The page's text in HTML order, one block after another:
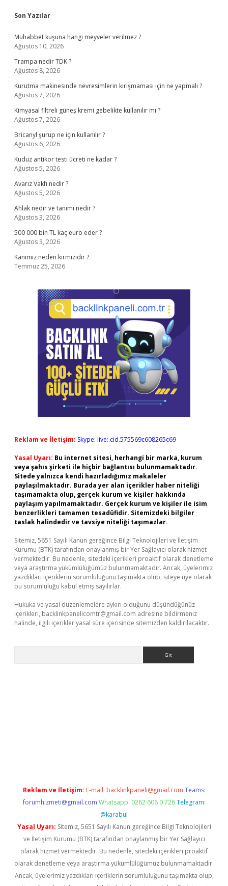
Sidebar
Son Yazılar
Muhabbet kuşuna hangi meyveler verilmez ?
Ağustos 10, 2026
Trampa nedir TDK ?
Ağustos 8, 2026
Kurutma makinesinde nevresimlerin kırışmaması için ne yapmalı ?
Ağustos 7, 2026
Kimyasal filtreli güneş kremi gebelikte kullanılır mı ?
Ağustos 7, 2026
Bricanyl şurup ne için kullanılır ?
Ağustos 6, 2026
Kuduz antikor testi ücreti ne kadar ?
Ağustos 5, 2026
Avarız Vakfı nedir ?
Ağustos 5, 2026
Ahlak nedir ve tanımı nedir ?
Ağustos 3, 2026
500 000 bin TL kaç euro eder ?
Ağustos 3, 2026
Kanımız neden kırmızıdır ?
Temmuz 25, 2026
Reklam ve İletişim: Skype: live:.cid.575569c608265c69
Yasal Uyarı: Bu internet sitesi, herhangi bir marka, kurum
veya şahıs şirketi ile hiçbir bağlantısı bulunmamaktadır.
Sitede yalnızca kendi hazırladığımız makaleler
paylaşılmaktadır. Burada yer alan içerikler haber niteliği
taşımamakta olup, gerçek kurum ve kişiler hakkında
paylaşım yapılmamaktadır. Gerçek kurum ve kişiler ile isim
benzerlikleri tamamen tesadüfidir. Sitemizdeki bilgiler
taslak halindedir ve tavsiye niteliği taşımazlar.
Sitemiz, 5651 Sayılı Kanun gereğince Bilgi Teknolojileri ve İletişim
Kurumu (BTK) tarafından onaylanmış bir Yer Sağlayıcı olarak hizmet
vermektedir. Bu nedenle, sitedeki içerikleri proaktif olarak denetleme
veya araştırma yükümlülüğümüz bulunmamaktadır. Ancak, üyelerimiz
yazdıkları içeriklerin sorumluluğunu taşımakta olup, siteye üye olarak
bu sorumluluğu kabul etmiş sayılırlar.
Hukuka ve yasal düzenlemelere aykırı olduğunu düşündüğünüz
içerikleri, backlinkpanelicomtr@gmail.com adresine bildirmeniz
halinde, ilgili içerikler yasal süre içerisinde sitemizden kaldırılacaktır.
Reklam ve İletişim: E-mail: backlinkpaneli@gmail.com Teams:
forumhizmeti@gmail.com Whatsapp: 0262 606 0 726 Telegram:
@karabul
Yasal Uyarı: Sitemiz, 5651 Sayılı Kanun gereğince Bilgi Teknolojileri
ve İletişim Kurumu (BTK) tarafından onaylanmış bir Yer Sağlayıcı
olarak hizmet vermektedir. Bu nedenle, sitedeki içerikleri proaktif
olarak denetleme veya araştırma yükümlülüğümüz bulunmamaktadır.
Ancak, üyelerimiz yazdıkları içeriklerin sorumluluğunu taşımakta olup,